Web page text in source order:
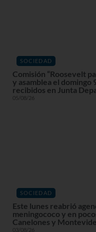
SOCIEDAD
Comisión “Roosevelt
y asamblea el domingo
recibidos en Junta
05/08/26
SOCIEDAD
Este lunes reabrió
meningococo y en
Canelones y
03/08/26